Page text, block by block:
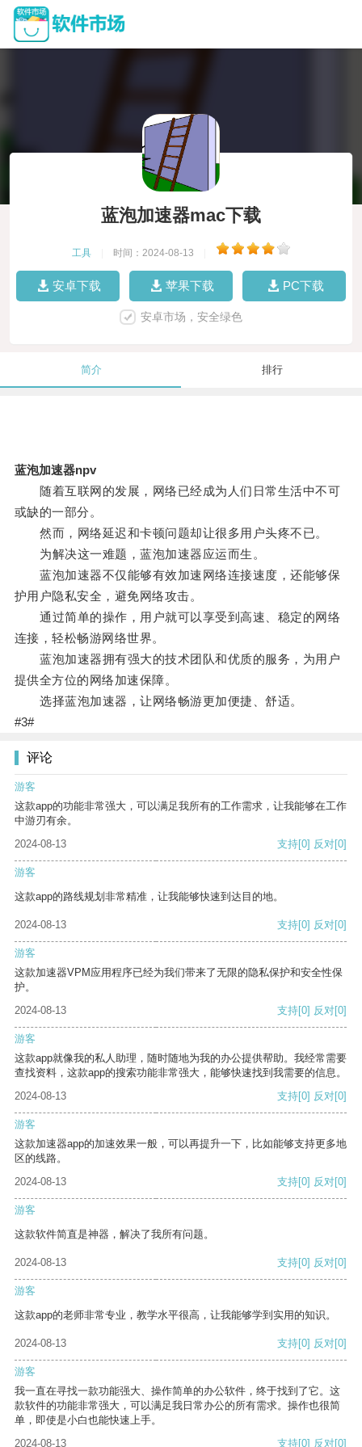
蓝泡加速器mac下载
工具 时间：2024-08-13
安卓下载 苹果下载 PC下载
安卓市场，安全绿色
简介 排行
蓝泡加速器npv
随着互联网的发展，网络已经成为人们日常生活中不可
或缺的一部分。
然而，网络延迟和卡顿问题却让很多用户头疼不已。
为解决这一难题，蓝泡加速器应运而生。
蓝泡加速器不仅能够有效加速网络连接速度，还能够保
护用户隐私安全，避免网络攻击。
通过简单的操作，用户就可以享受到高速、稳定的网络
连接，轻松畅游网络世界。
蓝泡加速器拥有强大的技术团队和优质的服务，为用户
提供全方位的网络加速保障。
选择蓝泡加速器，让网络畅游更加便捷、舒适。
#3#
评论
游客
这款app的功能非常强大，可以满足我所有的工作需求，让我能够在工作
中游刃有余。
2024-08-13
支持[0] 反对[0]
游客
这款app的路线规划非常精准，让我能够快速到达目的地。
2024-08-13 支持[0] 反对[0]
游客
这款加速器VPM应用程序已经为我们带来了无限的隐私保护和安全性保
护。
2024-08-13
支持[0] 反对[0]
游客
这款app就像我的私人助理，随时随地为我的办公提供帮助。我经常需要
查找资料，这款app的搜索功能非常强大，能够快速找到我需要的信息。
2024-08-13
支持[0] 反对[0]
游客
这款加速器app的加速效果一般，可以再提升一下，比如能够支持更多地
区的线路。
2024-08-13
支持[0] 反对[0]
游客
这款软件简直是神器，解决了我所有问题。
2024-08-13 支持[0] 反对[0]
游客
这款app的老师非常专业，教学水平很高，让我能够学到实用的知识。
2024-08-13 支持[0] 反对[0]
游客
我一直在寻找一款功能强大、操作简单的办公软件，终于找到了它。这
款软件的功能非常强大，可以满足我日常办公的所有需求。操作也很简
单，即使是小白也能快速上手。
2024-08-13
支持[0] 反对[0]